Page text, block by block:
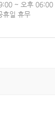
~ 오후 06:00
휴일 휴무